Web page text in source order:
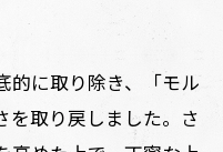
的に取り除き、「モル
を取り戻しました。さ